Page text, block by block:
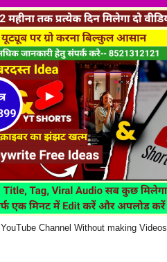
Channel Without making Videos